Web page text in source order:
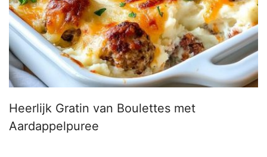
Heerlijk Gratin van Boulettes met
Aardappelpuree